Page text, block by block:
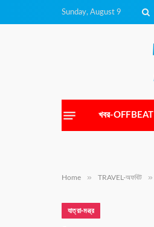
Sunday, August 9
খবর-OFFBEAT
Home » TRAVEL-অফবিট »
যাত্রা-মন্ত্র